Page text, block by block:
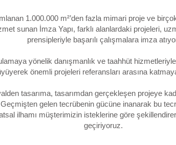
1.000.000 m²’den fazla mimari proje ve
sunan İmza Yapı, farklı alanlardaki projeleri,
prensipleriyle başarılı çalışmalara imza
yönelik danışmanlık ve taahhüt
önemli projeleri referansları arasına
tasarıma, tasarımdan gerçekleşen projeye
gelen tecrübenin gücüne inanarak bu
ilhamı müşterimizin isteklerine göre
geçiriyoruz.